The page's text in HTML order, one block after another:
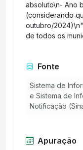
absoluto\n- Ano
(considerando
outubro/
de todos os
Fonte
Sistema de
e Sistema de
Notificação
Apuração